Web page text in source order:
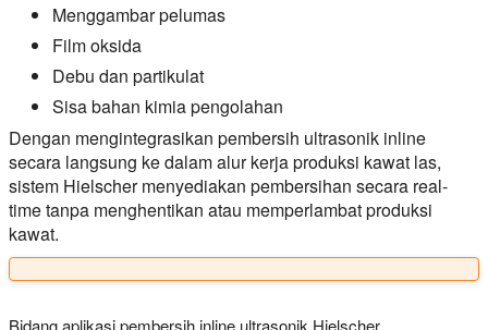
Menggambar pelumas
Film oksida
Debu dan partikulat
Sisa bahan kimia pengolahan
Dengan mengintegrasikan pembersih ultrasonik inline
secara langsung ke dalam alur kerja produksi kawat las,
sistem Hielscher menyediakan pembersihan secara real-
time tanpa menghentikan atau memperlambat produksi
kawat.
Bidang aplikasi pembersih inline ultrasonik Hielscher